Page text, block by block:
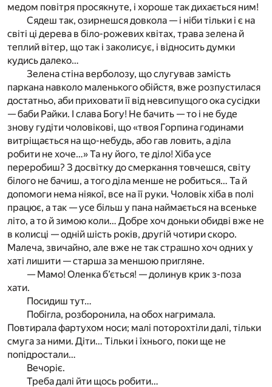
медом повітря просякнуте, і хороше так дихається ним!
Сядеш так, озирнешся довкола — і ніби тільки і є на
світі ці дерева в біло-рожевих квітах, трава зелена й
теплий вітер, що так і заколисує, і відносить думки
кудись далеко…
Зелена стіна верболозу, що слугував замість
паркана навколо маленького обійстя, вже розпустилася
достатньо, аби приховати її від невсипущого ока сусідки
— баби Райки. І слава Богу! Не бачить — то і не буде
знову гудіти чоловікові, що «твоя Горпина годинами
витріщається на що-небудь, або гав ловить, а діла
робити не хоче…» Та ну його, те діло! Хіба усе
переробиш? З досвітку до смеркання товчешся, світу
білого не бачиш, а того діла менше не робиться… Та й
допомоги нема ніякої, все на її руки. Чоловік хіба в полі
працює, а так — усе більш у пана наймається на всеньке
літо, а то й зимою коли… Добре хоч доньки обидві вже не
в колисці — одній шість років, другій чотири скоро.
Малеча, звичайно, але вже не так страшно хоч одних у
хаті лишити — старша за меншою пригляне.
— Мамо! Оленка б’ється! — долинув крик з-поза
хати.
Посидиш тут…
Побігла, розборонила, на обох нагримала.
Повтирала фартухом носи; малі поторохтіли далі, тільки
смуга за ними. Діти… Тільки і їхнього, поки ще не
попідростали…
Вечоріє.
Треба далі йти щось робити…